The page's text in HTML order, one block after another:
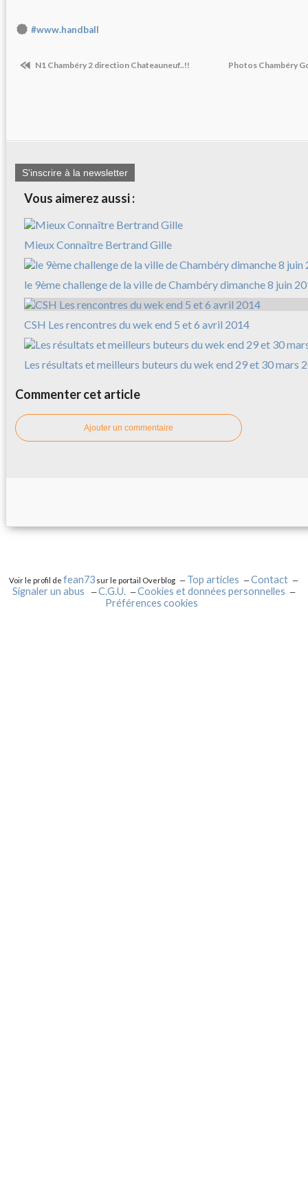
#www.handball
N1 Chambéry 2 direction Chateauneuf..!! Photos Chambéry
S'inscrire à la newsletter
Vous aimerez aussi :
Mieux Connaître Bertrand Gille
le 9ème challenge de la ville de Chambéry dimanche 8 juin
CSH Les rencontres du wek end 5 et 6 avril 2014
Les résultats et meilleurs buteurs du wek end 29 et 30 mars
Commenter cet article
Ajouter un commentaire
Voir le profil defean73 sur le portail Overblog Top articles
Contact
Signaler un abus
C.G.U.
Cookies et données personnelles
Préférences cookies